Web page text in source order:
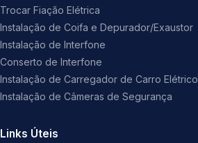
Trocar Fiação Elétrica
Instalação de Coifa e Depurador/Exaustor
Instalação de Interfone
Conserto de Interfone
Instalação de Carregador de Carro Elétrico
Instalação de Câmeras de Segurança
Links Úteis